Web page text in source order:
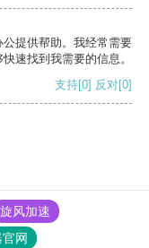
提供帮助。我经常需要
速找到我需要的信息。
支持[0] 反对[0]
旋风加速
网